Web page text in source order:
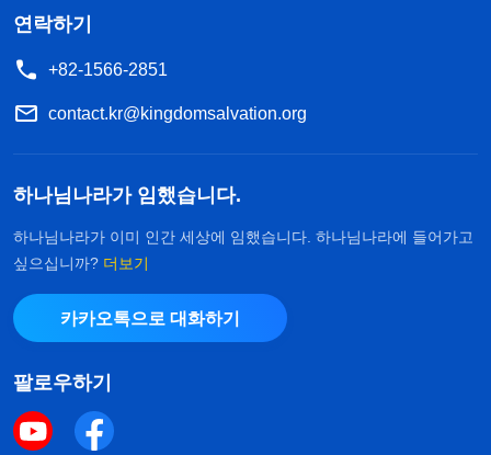
전히 충족시켰다면 너는 그를 믿을 만한 사람으로 생
각하고 속으로 감탄하고 존중할 것이다. 사람은 누구
은 더 그렇지 않겠느냐! 너희가 볼 때 하나님이 교회
는 사람에게 맡기고 싶어 하겠느냐?
나님이 교회의 어떤 사역을 누군가에게 맡길 때, 그
에게 어떤 기대를 하느냐? 첫째, 그가 직책을 다하고
그 사역을 중요하게 여기며 잘 해내기를 바란다. 둘
째, 그가 믿을 만한 사람이기를 바란다. 시간이 얼마
나 지나든, 환경이 어떻게 바뀌든 책임감이 변하지
않고, 그의 인격이 검증에 통과하기를 바라는 것이
다. 그가 믿을 만한 사람이라면 하나님은 안심하고
연락하기
+82-1566-2851
contact.kr@kingdomsalvation.org
하나님나라가 임했습니다.
하나님나라가 이미 인간 세상에 임했습니다. 하나님나라에 들어가고
싶으십니까? 더보기
카카오톡으로 대화하기
팔로우하기